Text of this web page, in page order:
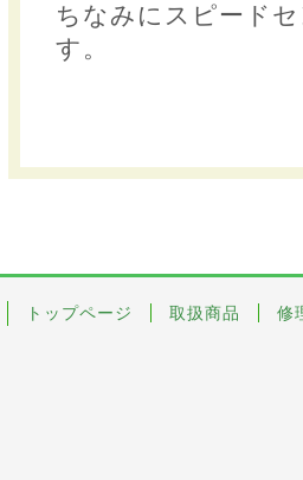
ちなみにスピード
す。
トップページ 取扱商品 修